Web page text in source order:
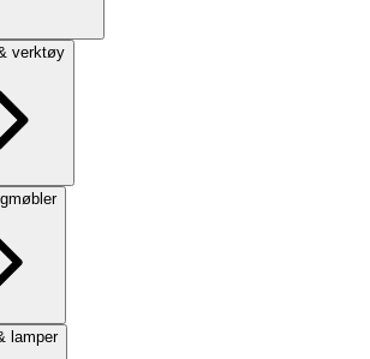
verktøy
lamper